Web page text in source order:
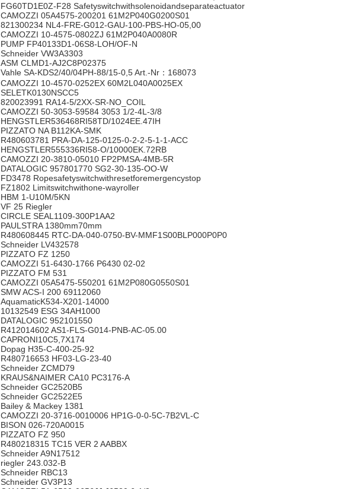
FG60TD1E0Z-F28 Safetyswitchwithsolenoidandseparateactuator
CAMOZZI 05A4575-200201 61M2P040G0200S01
821300234 NL4-FRE-G012-GAU-100-PBS-HO-05,00
CAMOZZI 10-4575-0802ZJ 61M2P040A0080R
PUMP FP40133D1-06S8-LOH/OF-N
Schneider VW3A3303
ASM CLMD1-AJ2C8P02375
Vahle SA-KDS2/40/04PH-88/15-0,5 Art.-Nr：168073
CAMOZZI 10-4570-0252EX 60M2L040A0025EX
SELETK0130NSCC5
820023991 RA14-5/2XX-SR-NO_COIL
CAMOZZI 50-3053-59584 3053 1/2-4L-3/8
HENGSTLER536468RI58TD/1024EE.47IH
PIZZATO NA B112KA-SMK
R480603781 PRA-DA-125-0125-0-2-2-5-1-1-ACC
HENGSTLER555336RI58-O/10000EK.72RB
CAMOZZI 20-3810-05010 FP2PMSA-4MB-5R
DATALOGIC 957801770 SG2-30-135-OO-W
FD3478 Ropesafetyswitchwithresetforemergencystop
FZ1802 Limitswitchwithone-wayroller
HBM 1-U10M/5KN
VF 25 Riegler
CIRCLE SEAL1109-300P1AA2
PAULSTRA 1380mm70mm
R480608445 RTC-DA-040-0750-BV-MMF1S00BLP000P0P0
Schneider LV432578
PIZZATO FZ 1250
CAMOZZI 51-6430-1766 P6430 02-02
PIZZATO FM 531
CAMOZZI 05A5475-550201 61M2P080G0550S01
SMW ACS-I 200 69112060
AquamaticK534-X201-14000
10132549 ESG 34AH1000
DATALOGIC 952101550
R412014602 AS1-FLS-G014-PNB-AC-05.00
CAPRONI10C5,7X174
Dopag H35-C-400-25-92
R480716653 HF03-LG-23-40
Schneider ZCMD79
KRAUS&NAIMER CA10 PC3176-A
Schneider GC2520B5
Schneider GC2522E5
Bailey & Mackey 1381
CAMOZZI 20-3716-0010006 HP1G-0-0-5C-7B2VL-C
BISON 026-720A0015
PIZZATO FZ 950
R480218315 TC15 VER 2 AABBX
Schneider A9N17512
riegler 243.032-B
Schneider RBC13
Schneider GV3P13